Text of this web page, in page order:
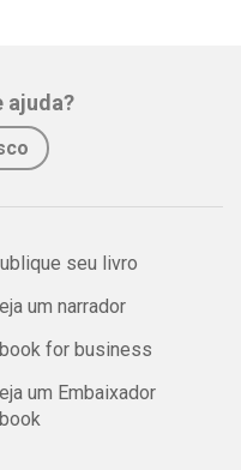
ajuda?
seu livro
um narrador
for business
um Embaixador